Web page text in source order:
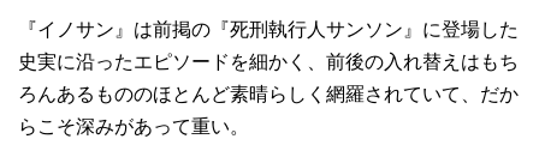
『イノサン』は前掲の『死刑執行人サンソン』に登場した
史実に沿ったエピソードを細かく、前後の入れ替えはもち
ろんあるもののほとんど素晴らしく網羅されていて、だか
らこそ深みがあって重い。